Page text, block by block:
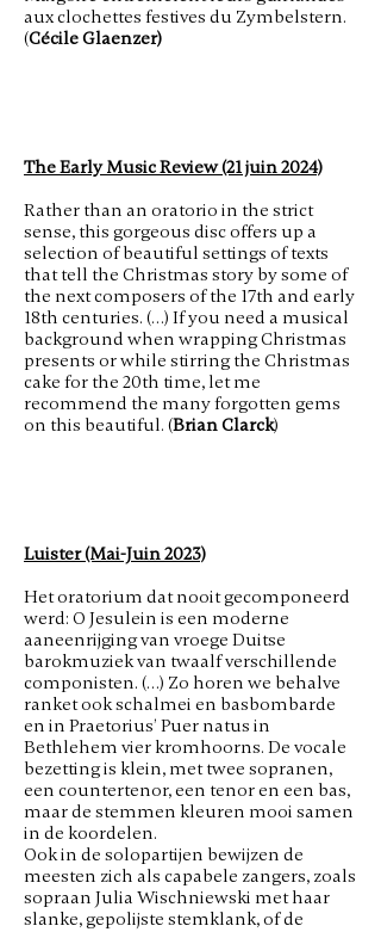
aux clochettes festives du Zymbelstern.
(Cécile Glaenzer)
The Early Music Review (21 juin 2024)
Rather than an oratorio in the strict
sense, this gorgeous disc offers up a
selection of beautiful settings of texts
that tell the Christmas story by some of
the next composers of the 17th and early
18th centuries. (…) If you need a musical
background when wrapping Christmas
presents or while stirring the Christmas
cake for the 20th time, let me
recommend the many forgotten gems
on this beautiful. (Brian Clarck)
Luister (Mai-Juin 2023)
Het oratorium dat nooit gecomponeerd
werd: O Jesulein is een moderne
aaneenrijging van vroege Duitse
barokmuziek van twaalf verschillende
componisten. (…) Zo horen we behalve
ranket ook schalmei en basbombarde
en in Praetorius’ Puer natus in
Bethlehem vier kromhoorns. De vocale
bezetting is klein, met twee sopranen,
een countertenor, een tenor en een bas,
maar de stemmen kleuren mooi samen
in de koordelen.
Ook in de solopartijen bewijzen de
meesten zich als capabele zangers, zoals
sopraan Julia Wischniewski met haar
slanke, gepolijste stemklank, of de